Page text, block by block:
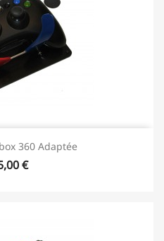
360 Adaptée
€